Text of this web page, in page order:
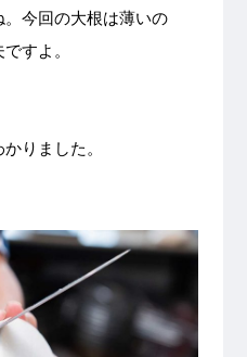
今回の大根は薄いの
すよ。
りました。